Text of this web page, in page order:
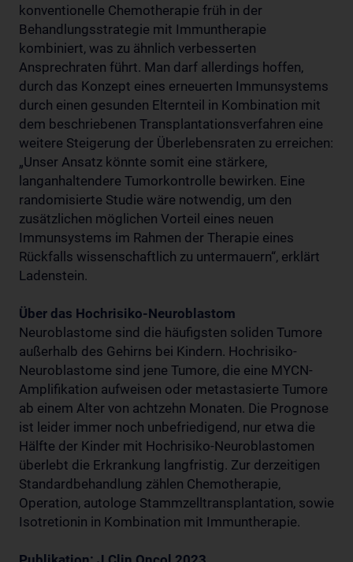
konventionelle Chemotherapie früh in der
Behandlungsstrategie mit Immuntherapie
kombiniert, was zu ähnlich verbesserten
Ansprechraten führt. Man darf allerdings hoffen,
durch das Konzept eines erneuerten Immunsystems
durch einen gesunden Elternteil in Kombination mit
dem beschriebenen Transplantationsverfahren eine
weitere Steigerung der Überlebensraten zu erreichen:
„Unser Ansatz könnte somit eine stärkere,
langanhaltendere Tumorkontrolle bewirken. Eine
randomisierte Studie wäre notwendig, um den
zusätzlichen möglichen Vorteil eines neuen
Immunsystems im Rahmen der Therapie eines
Rückfalls wissenschaftlich zu untermauern“, erklärt
Ladenstein.
Über das Hochrisiko-Neuroblastom
Neuroblastome sind die häufigsten soliden Tumore
außerhalb des Gehirns bei Kindern. Hochrisiko-
Neuroblastome sind jene Tumore, die eine MYCN-
Amplifikation aufweisen oder metastasierte Tumore
ab einem Alter von achtzehn Monaten. Die Prognose
ist leider immer noch unbefriedigend, nur etwa die
Hälfte der Kinder mit Hochrisiko-Neuroblastomen
überlebt die Erkrankung langfristig. Zur derzeitigen
Standardbehandlung zählen Chemotherapie,
Operation, autologe Stammzelltransplantation, sowie
Isotretionin in Kombination mit Immuntherapie.